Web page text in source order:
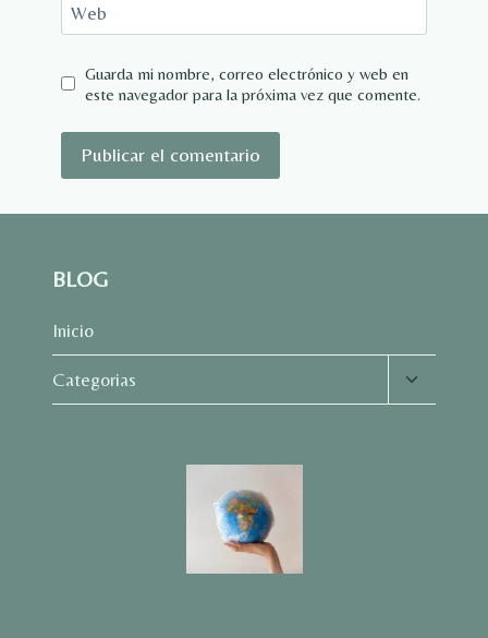
Web
Guarda mi nombre, correo electrónico y web en
este navegador para la próxima vez que comente.
BLOG
Inicio
Categorias
Alternar
menú